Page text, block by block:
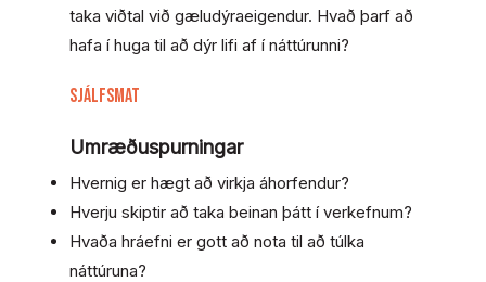
taka viðtal við gæludýraeigendur. Hvað þarf að
hafa í huga til að dýr lifi af í náttúrunni?
Sjálfsmat
Umræðuspurningar
Hvernig er hægt að virkja áhorfendur?
Hverju skiptir að taka beinan þátt í verkefnum?
Hvaða hráefni er gott að nota til að túlka
náttúruna?